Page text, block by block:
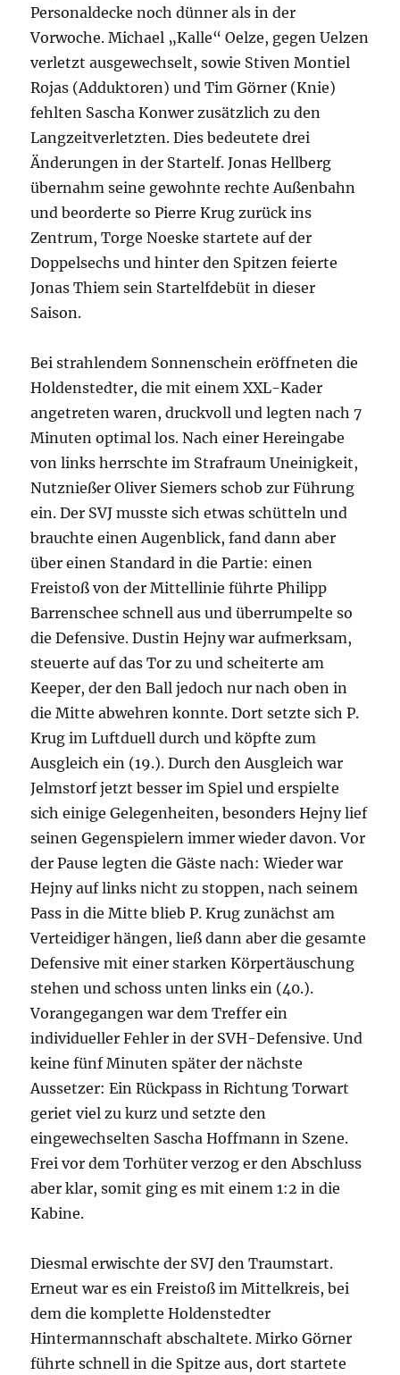
Personaldecke noch dünner als in der
Vorwoche. Michael „Kalle“ Oelze, gegen Uelzen
verletzt ausgewechselt, sowie Stiven Montiel
Rojas (Adduktoren) und Tim Görner (Knie)
fehlten Sascha Konwer zusätzlich zu den
Langzeitverletzten. Dies bedeutete drei
Änderungen in der Startelf. Jonas Hellberg
übernahm seine gewohnte rechte Außenbahn
und beorderte so Pierre Krug zurück ins
Zentrum, Torge Noeske startete auf der
Doppelsechs und hinter den Spitzen feierte
Jonas Thiem sein Startelfdebüt in dieser
Saison.
Bei strahlendem Sonnenschein eröffneten die
Holdenstedter, die mit einem XXL-Kader
angetreten waren, druckvoll und legten nach 7
Minuten optimal los. Nach einer Hereingabe
von links herrschte im Strafraum Uneinigkeit,
Nutznießer Oliver Siemers schob zur Führung
ein. Der SVJ musste sich etwas schütteln und
brauchte einen Augenblick, fand dann aber
über einen Standard in die Partie: einen
Freistoß von der Mittellinie führte Philipp
Barrenschee schnell aus und überrumpelte so
die Defensive. Dustin Hejny war aufmerksam,
steuerte auf das Tor zu und scheiterte am
Keeper, der den Ball jedoch nur nach oben in
die Mitte abwehren konnte. Dort setzte sich P.
Krug im Luftduell durch und köpfte zum
Ausgleich ein (19.). Durch den Ausgleich war
Jelmstorf jetzt besser im Spiel und erspielte
sich einige Gelegenheiten, besonders Hejny lief
seinen Gegenspielern immer wieder davon. Vor
der Pause legten die Gäste nach: Wieder war
Hejny auf links nicht zu stoppen, nach seinem
Pass in die Mitte blieb P. Krug zunächst am
Verteidiger hängen, ließ dann aber die gesamte
Defensive mit einer starken Körpertäuschung
stehen und schoss unten links ein (40.).
Vorangegangen war dem Treffer ein
individueller Fehler in der SVH-Defensive. Und
keine fünf Minuten später der nächste
Aussetzer: Ein Rückpass in Richtung Torwart
geriet viel zu kurz und setzte den
eingewechselten Sascha Hoffmann in Szene.
Frei vor dem Torhüter verzog er den Abschluss
aber klar, somit ging es mit einem 1:2 in die
Kabine.
Diesmal erwischte der SVJ den Traumstart.
Erneut war es ein Freistoß im Mittelkreis, bei
dem die komplette Holdenstedter
Hintermannschaft abschaltete. Mirko Görner
führte schnell in die Spitze aus, dort startete